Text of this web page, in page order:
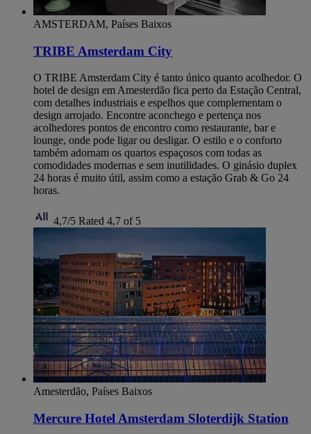
AMSTERDAM, Países Baixos
TRIBE Amsterdam City
O TRIBE Amsterdam City é tanto único quanto acolhedor. O
hotel de design em Amesterdão fica perto da Estação Central,
com detalhes industriais e espelhos que complementam o
design arrojado. Encontre aconchego e pertença nos
acolhedores pontos de encontro como restaurante, bar e
lounge, onde pode ligar ou desligar. O estilo e o conforto
também adornam os quartos espaçosos com todas as
comodidades modernas e sem inutilidades. O ginásio duplex
24 horas é muito útil, assim como a estação Grab & Go 24
horas.
4,7/5 Rated 4,7 of 5
Amesterdão, Países Baixos
Mercure Hotel Amsterdam Sloterdijk Station